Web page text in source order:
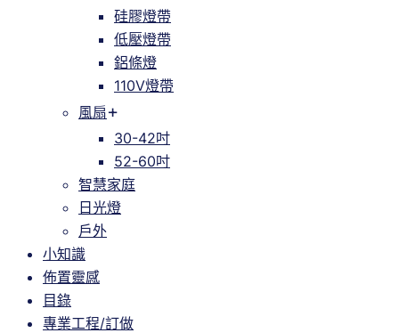
硅膠燈帶
低壓燈帶
鋁條燈
110V燈帶
風扇
30-42吋
52-60吋
智慧家庭
日光燈
戶外
小知識
佈置靈感
目錄
專業工程/訂做